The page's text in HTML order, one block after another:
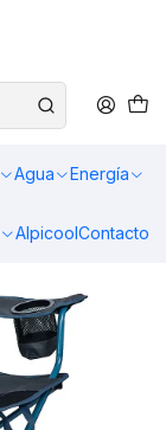
Agua Energía
AlpicoolContacto